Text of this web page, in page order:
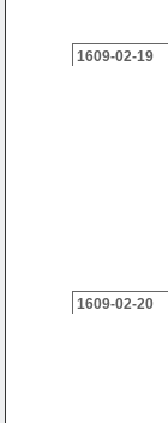
1609-02-19
1609-02-20